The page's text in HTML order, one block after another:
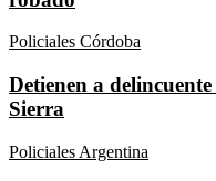
Policiales Córdoba
Detienen a
Sierra
Policiales Argentina